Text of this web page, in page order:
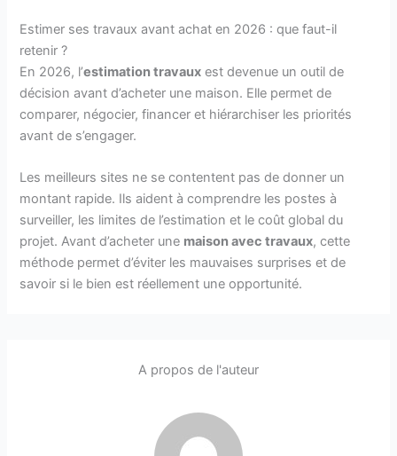
Estimer ses travaux avant achat en 2026 : que faut-il
retenir ?
En 2026, l’estimation travaux est devenue un outil de
décision avant d’acheter une maison. Elle permet de
comparer, négocier, financer et hiérarchiser les priorités
avant de s’engager.
Les meilleurs sites ne se contentent pas de donner un
montant rapide. Ils aident à comprendre les postes à
surveiller, les limites de l’estimation et le coût global du
projet. Avant d’acheter une maison avec travaux, cette
méthode permet d’éviter les mauvaises surprises et de
savoir si le bien est réellement une opportunité.
A propos de l'auteur